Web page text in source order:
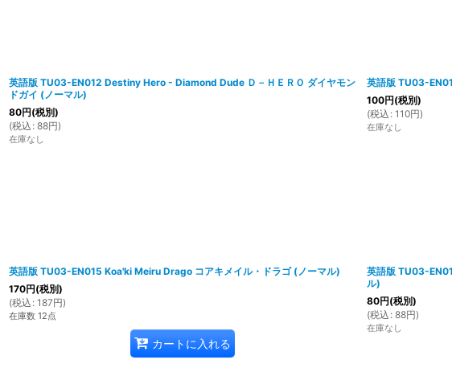
英語版 TU03-EN012 Destiny Hero - Diamond Dude Ｄ－ＨＥＲＯ ダイヤモン
ドガイ (ノーマル)
80円(税別)
(税込 : 88円)
在庫なし
英語版 TU03-
100円(税別)
(税込 : 110円)
在庫なし
英語版 TU03-EN015 Koa'ki Meiru Drago コアキメイル・ドラゴ (ノーマル)
170円(税別)
(税込 : 187円)
在庫数 12点
カートに入れる
英語版 TU03-
ル)
80円(税別)
(税込 : 88円)
在庫なし